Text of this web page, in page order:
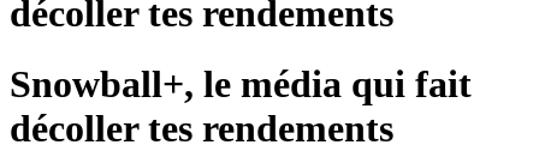
décoller tes rendements
Snowball+, le média qui fait
décoller tes rendements